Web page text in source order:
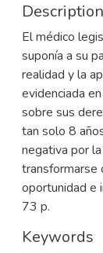
Description
El médico
suponía a su
realidad y la
evidenciada
sobre sus
tan solo 8
negativa por
transformarse
oportunidad e
73 p.
Keywords